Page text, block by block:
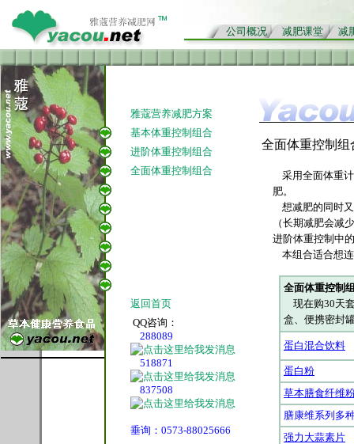
公司概况 减肥课堂 减
雅蔻营养减肥方案
基本体重控制组合
进阶体重控制组合
全面体重控制组合
返回首页
QQ咨询：
288089
518871
837508
垂询：0573-88025666
全面体重控制组
采用全面体重
肥。
想减肥的同时
（长期减肥会减
进阶体重控制中
本组合适合想
全面体重控制
现在购30天
盒、便携密封
蛋白混合饮料
蛋白粉
草本膳食纤维
膳康维系列多
强力大蒜素片